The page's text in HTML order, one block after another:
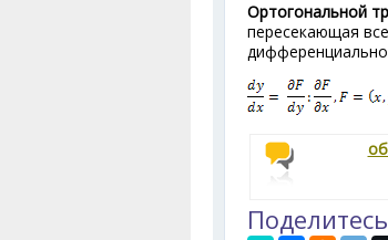
Ортогональной
пересекающая